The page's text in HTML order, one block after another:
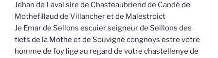
Jehan de Laval sire de Chasteaubriend de Candé de
Mothefillaud de Villancher et de Malestroict
Je Emar de Sellons escuier seigneur de Seillons des
fiefs de la Mothe et de Souvigné congnoys estre votre
homme de foy lige au regard de votre chastellenye de